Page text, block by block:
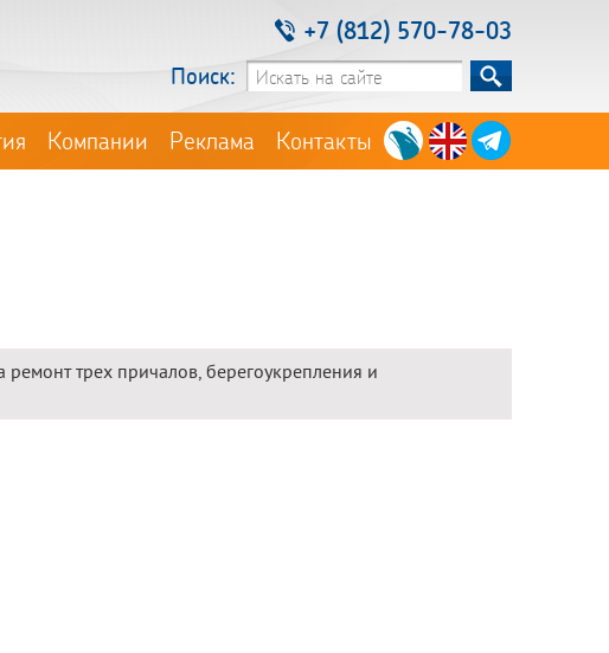
+7 (812) 570-78-03
Поиск:
Компании Реклама Контакты
трех причалов, берегоукрепления и